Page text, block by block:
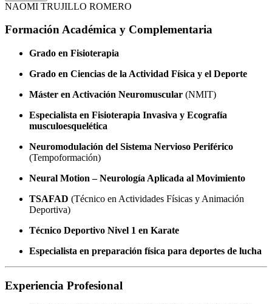
NAOMI TRUJILLO ROMERO
Formación Académica y Complementaria
Grado en Fisioterapia
Grado en Ciencias de la Actividad Física y el Deporte
Máster en Activación Neuromuscular (NMIT)
Especialista en Fisioterapia Invasiva y Ecografía
musculoesquelética
Neuromodulación del Sistema Nervioso Periférico
(Tempoformación)
Neural Motion – Neurología Aplicada al Movimiento
TSAFAD (Técnico en Actividades Físicas y Animación
Deportiva)
Técnico Deportivo Nivel 1 en Karate
Especialista en preparación física para deportes de lucha
Experiencia Profesional